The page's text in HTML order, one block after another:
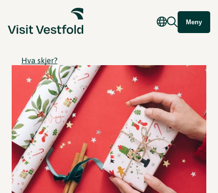
Meny
Hva skjer?